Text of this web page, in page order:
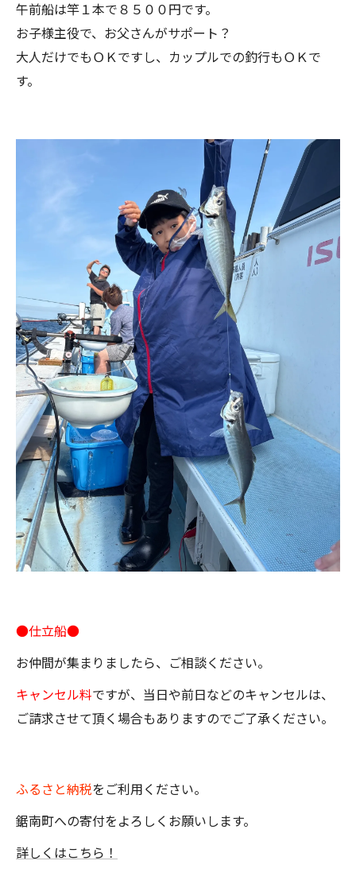
午前船は竿１本で８５００円です。
お子様主役で、お父さんがサポート？
大人だけでもＯＫですし、カップルでの釣行もＯＫで
す。
●仕立船●
お仲間が集まりましたら、ご相談ください。
キャンセル料ですが、当日や前日などのキャンセルは、
ご請求させて頂く場合もありますのでご了承ください。
ふるさと納税をご利用ください。
鋸南町への寄付をよろしくお願いします。
詳しくはこちら！